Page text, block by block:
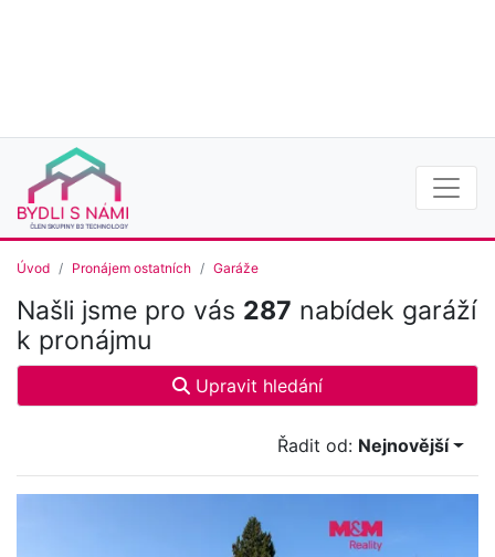
Úvod Pronájem ostatních Garáže
Našli jsme pro vás 287 nabídek garáží
k pronájmu
Upravit hledání
Řadit od: Nejnovější